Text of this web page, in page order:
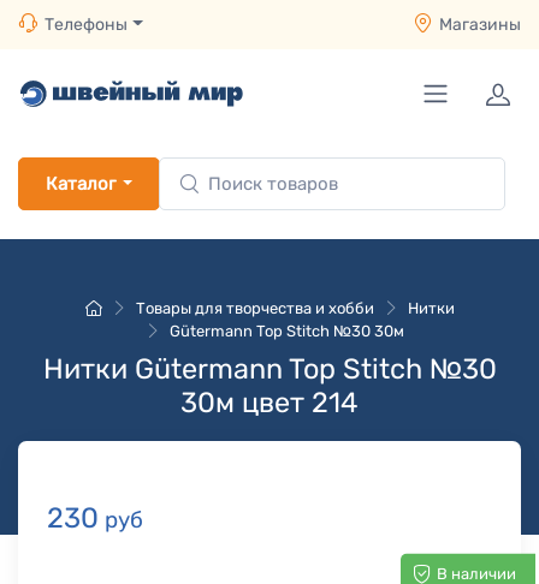
Телефоны Магазины
Каталог
Товары для творчества и хобби
Нитки
Gütermann Top Stitch №30 30м
Нитки Gütermann Top Stitch №30
30м цвет 214
230 руб
В наличии